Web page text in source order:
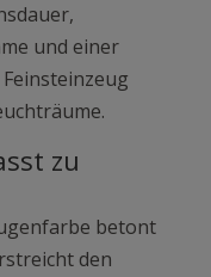
und einer
zu
betont
den